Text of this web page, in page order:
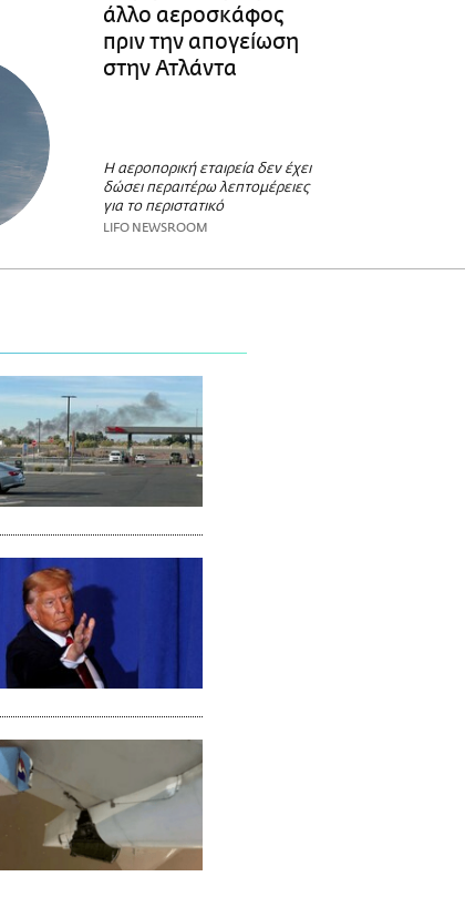
άλλο αεροσκάφος
πριν την απογείωση
στην Ατλάντα
Η αεροπορική εταιρεία δεν έχει
δώσει περαιτέρω λεπτομέρειες
για το περιστατικό
LIFO NEWSROOM